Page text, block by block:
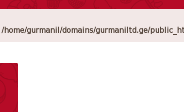
/home/gurmanil/domains/gurmaniltd.ge/